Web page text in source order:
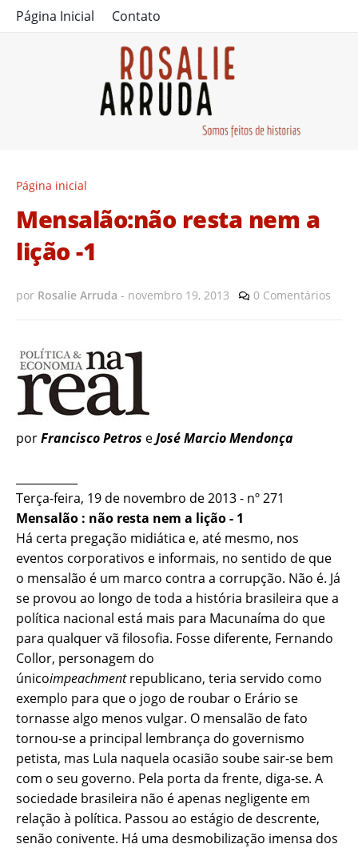
Página Inicial Contato
Página inicial
Mensalão:não resta nem a
lição -1
por Rosalie Arruda - novembro 19, 2013 0 Comentários
porFrancisco Petros eJosé Marcio Mendonça
Terça-feira, 19 de novembro de 2013 - nº 271
Mensalão : não resta nem a lição - 1
Há certa pregação midiática e, até mesmo, nos
eventos corporativos e informais, no sentido de que
o mensalão é um marco contra a corrupção. Não é. Já
se provou ao longo de toda a história brasileira que a
política nacional está mais para Macunaíma do que
para qualquer vã filosofia. Fosse diferente, Fernando
Collor, personagem do
únicoimpeachmentrepublicano, teria servido como
exemplo para que o jogo de roubar o Erário se
tornasse algo menos vulgar. O mensalão de fato
tornou-se a principal lembrança do governismo
petista, mas Lula naquela ocasião soube sair-se bem
com o seu governo. Pela porta da frente, diga-se. A
sociedade brasileira não é apenas negligente em
relação à política. Passou ao estágio de descrente,
senão conivente. Há uma desmobilização imensa dos